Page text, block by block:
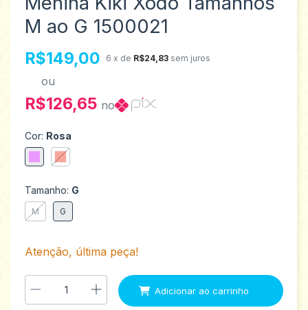
M ao G 1500021
R$149,00 6 x de R$24,83 sem juros
ou
R$126,65 no
Cor: Rosa
Tamanho: G
M G
Atenção, última peça!